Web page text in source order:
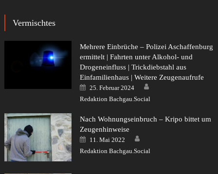
Vermischtes
Mehrere Einbrüche – Polizei Aschaffenburg
ermittelt | Fahrten unter Alkohol- und
Drogeneinfluss | Trickdiebstahl aus
Einfamilienhaus | Weitere Zeugenaufrufe
Posted
on
25. Februar 2024
Redaktion Bachgau.Social
Nach Wohnungseinbruch – Kripo bittet um
Zeugenhinweise
Posted
on
11. Mai 2022
Redaktion Bachgau.Social